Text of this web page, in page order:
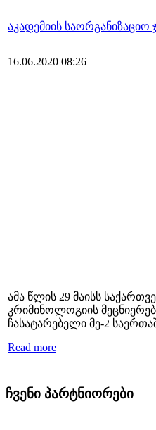
აკადემიის საორგანიზაციო
16.06.2020 08:26
ამა წლის 29 მაისს
კრიმინოლოგიის
ჩასატარებელი მე-2
Read more
ჩვენი პარტნიორები